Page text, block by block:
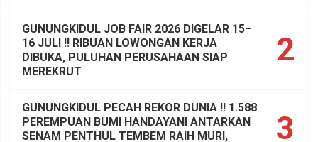
2
GUNUNGKIDUL JOB FAIR 2026 DIGELAR 15–
16 JULI !! RIBUAN LOWONGAN KERJA
DIBUKA, PULUHAN PERUSAHAAN SIAP
MEREKRUT
3
GUNUNGKIDUL PECAH REKOR DUNIA !! 1.588
PEREMPUAN BUMI HANDAYANI ANTARKAN
SENAM PENTHUL TEMBEM RAIH MURI,